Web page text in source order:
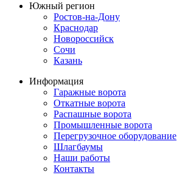
Южный регион
Ростов-на-Дону
Краснодар
Новороссийск
Сочи
Казань
Информация
Гаражные ворота
Откатные ворота
Распашные ворота
Промышленные ворота
Перегрузочное оборудование
Шлагбаумы
Наши работы
Контакты